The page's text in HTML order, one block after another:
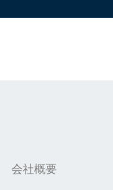
会社概要